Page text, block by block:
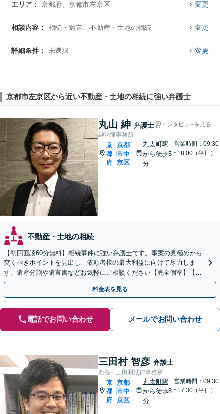
エリア 京都府、京都市左京区 変更
相談内容 相続・遺言、不動産・土地の相続 変更
詳細条件 未選択 変更
京都市左京区から近い不動産・土地の相続に強い弁護士
丸山 紳 弁護士 インタビューを見る
紳法律事務所
京
都
府
京都
市中
京区
丸太町駅
から徒歩5
分
営業時間：09:30
~18:00（平日）
不動産・土地の相続
【初回面談60分無料】相続事件に強い弁護士です。事案の見極めから
突くべきポイントを見出し、依頼者様の最大利益に向けて尽力しま
す。遺産分割や遺言書などお気軽にご相談ください【完全個室】【丸
太町駅5分】
料金表を見る
電話でお問い合わせ メールでお問い合わせ
三田村 智彦 弁護士
西谷・三田村法律事務所
京
都
府
京都
市中
京区
丸太町駅
から徒歩8
分
営業時間：09:30
~17:30（平日）